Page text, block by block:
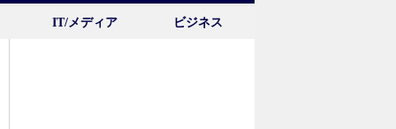
IT/メディア ビジネス